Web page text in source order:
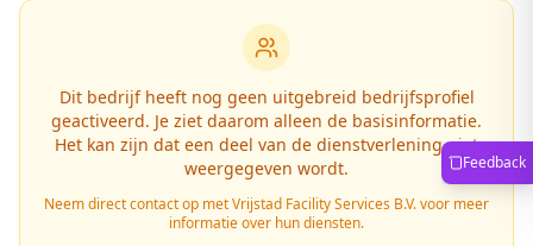
Dit bedrijf heeft nog geen uitgebreid bedrijfsprofiel
geactiveerd. Je ziet daarom alleen de basisinformatie.
Het kan zijn dat een deel van de dienstverlening niet
weergegeven wordt.
Neem direct contact op metVrijstad Facility Services B.V.voor meer
informatie over hun diensten.
Feedback